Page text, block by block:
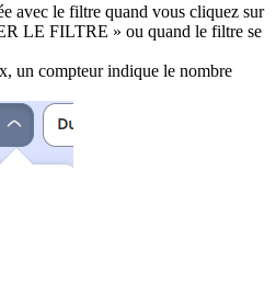
avec le filtre quand vous cliquez sur
LE FILTRE » ou quand le filtre se
un compteur indique le nombre